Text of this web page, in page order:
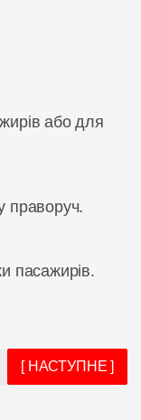
або для
праворуч.
пасажирів.
[ НАСТУПНЕ ]